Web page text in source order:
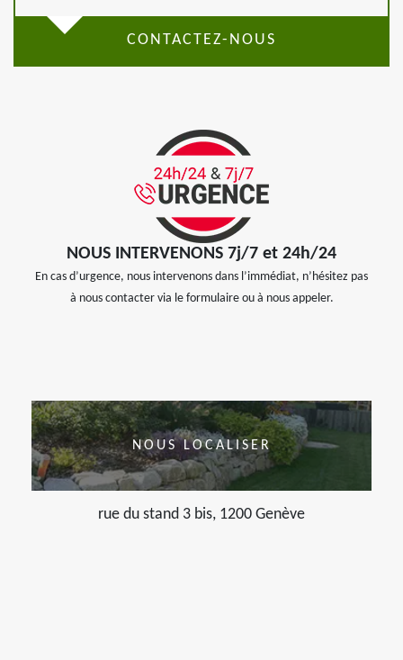
CONTACTEZ-NOUS
NOUS INTERVENONS 7j/7 et 24h/24
En cas d’urgence, nous intervenons dans l’immédiat, n’hésitez pas
à nous contacter via le formulaire ou à nous appeler.
NOUS LOCALISER
rue du stand 3 bis, 1200 Genève